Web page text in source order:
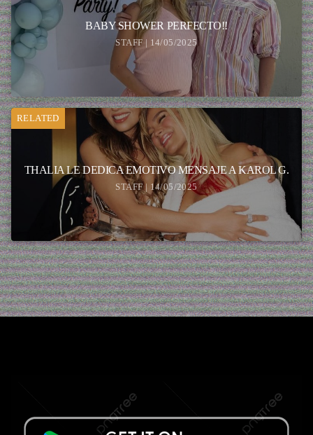
BABY SHOWER PERFECTO!!
STAFF | 14/05/2025
RELATED
THALIA LE DEDICA EMOTIVO MENSAJE A KAROL G.
STAFF | 14/05/2025